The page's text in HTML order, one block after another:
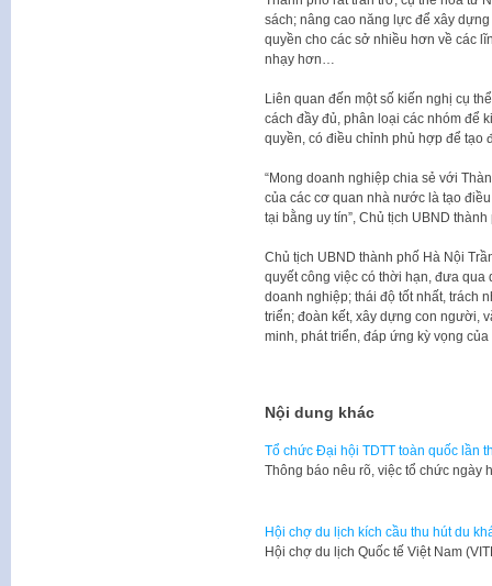
sách; nâng cao năng lực để xây
quyền cho các sở nhiều hơn về các
nhạy hơn…
Liên quan đến một số kiến nghị cụ
cách đầy đủ, phân loại các nhóm để
quyền, có điều chỉnh phủ hợp để tạo
“Mong doanh nghiệp chia sẻ với
của các cơ quan nhà nước là tạo
tại bằng uy tín”, Chủ tịch UBND
Chủ tịch UBND thành phố Hà Nội
quyết công việc có thời hạn, đưa qua
doanh nghiệp; thái độ tốt nhất, trách
triển; đoàn kết, xây dựng con người,
minh, phát triển, đáp ứng kỳ vọng
Nội dung khác
Tổ chức Đại hội TDTT toàn quốc lần
Thông báo nêu rõ, việc tổ chức ngày
Hội chợ du lịch kích cầu thu hút du
​Hội chợ du lịch Quốc tế Việt Nam